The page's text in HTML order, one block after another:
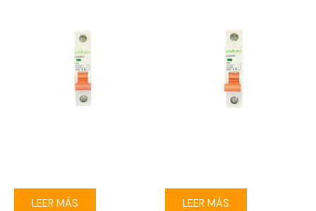
LEER MÁS LEER MÁS